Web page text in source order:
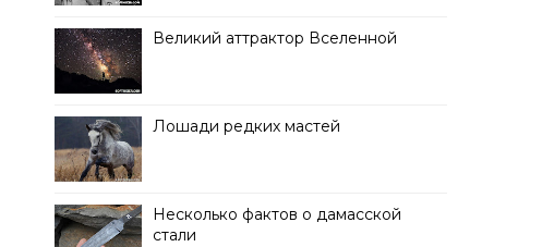
Великий аттрактор Вселенной
Лошади редких мастей
Несколько фактов о дамасской
стали